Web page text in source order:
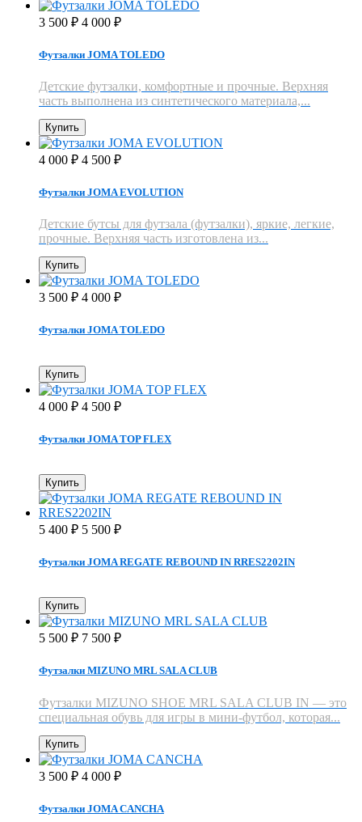
3 500 ₽ 4 000 ₽
Футзалки JOMA TOLEDO
Детские футзалки, комфортные и прочные. Верхняя
часть выполнена из синтетического материала,...
Купить
4 000 ₽ 4 500 ₽
Футзалки JOMA EVOLUTION
Детские бутсы для футзала (футзалки), яркие, легкие,
прочные. Верхняя часть изготовлена из...
Купить
3 500 ₽ 4 000 ₽
Футзалки JOMA TOLEDO
Купить
4 000 ₽ 4 500 ₽
Футзалки JOMA TOP FLEX
Купить
5 400 ₽ 5 500 ₽
Футзалки JOMA REGATE REBOUND IN RRES2202IN
Купить
5 500 ₽ 7 500 ₽
Футзалки MIZUNO MRL SALA CLUB
Футзалки MIZUNO SHOE MRL SALA CLUB IN — это
специальная обувь для игры в мини-футбол, которая...
Купить
3 500 ₽ 4 000 ₽
Футзалки JOMA CANCHA